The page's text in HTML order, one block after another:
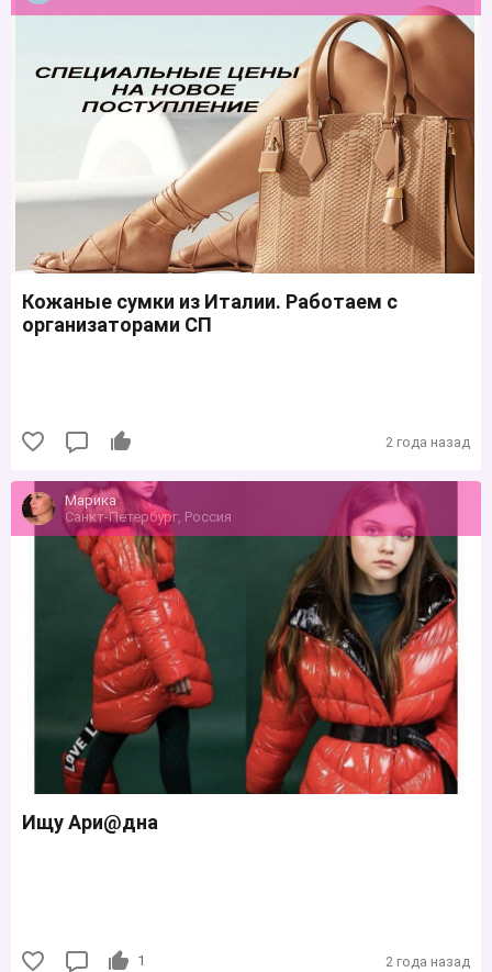
Кожаные сумки из Италии. Работаем с
организаторами СП
2 года назад
Марика
Санкт-Петербург, Россия
Ищу Apи@днa
1 2 года назад